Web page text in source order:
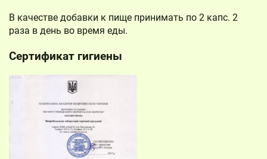
В качестве добавки к пище принимать по 2 капс. 2
раза в день во время еды.
Сертификат гигиены